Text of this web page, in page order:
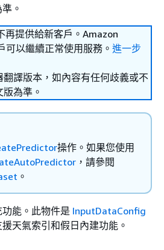
。
再提供給新客戶。Amazon
可以繼續正常使用服務。 進一步
譯版本，如內容有任何歧義或不
為準。
操作。如果您使用
，請參閱
。
能。此物件是 InputDataConfig
天氣索引和假日內建功能。